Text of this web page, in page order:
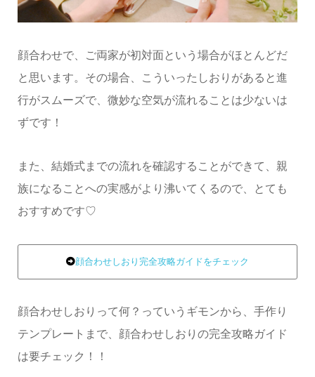
顔合わせで、ご両家が初対面という場合がほとんどだ
と思います。その場合、こういったしおりがあると進
行がスムーズで、微妙な空気が流れることは少ないは
ずです！
また、結婚式までの流れを確認することができて、親
族になることへの実感がより沸いてくるので、とても
おすすめです♡
顔合わせしおり完全攻略ガイドをチェック
顔合わせしおりって何？っていうギモンから、手作り
テンプレートまで、顔合わせしおりの完全攻略ガイド
は要チェック！！